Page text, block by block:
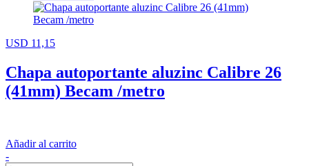
USD 11,15
Chapa autoportante aluzinc Calibre 26
(41mm) Becam /metro
Añadir al carrito
-